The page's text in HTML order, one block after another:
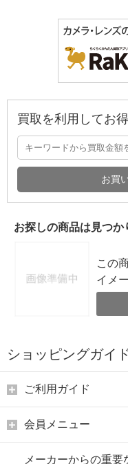
買取を利用してお
お買
お探しの商品は見つか
この
イメ
ショッピングガイ
ご利用ガイド
会員メニュー
メーカーからの重要